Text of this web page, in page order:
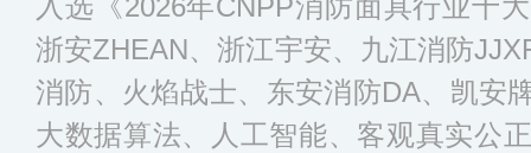
入选《2026年CNPP消防面具行业十
浙安ZHEAN、浙江宇安、九江消防
消防、火焰战士、东安消防DA、凯安
大数据算法、人工智能、客观真实公